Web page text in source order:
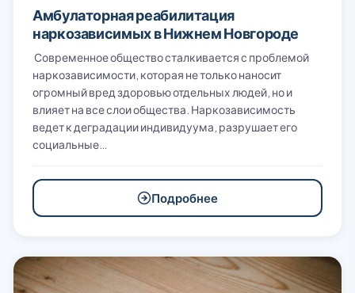
Амбулаторная реабилитация
наркозависимых в Нижнем Новгороде
Современное общество сталкивается с проблемой
наркозависимости, которая не только наносит
огромный вред здоровью отдельных людей, но и
влияет на все слои общества. Наркозависимость
ведет к деградации индивидуума, разрушает его
социальные…
Подробнее